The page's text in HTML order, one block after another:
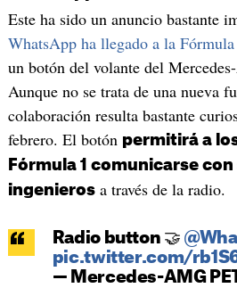
Este ha sido un anuncio bastante
WhatsApp ha llegado a la Fórmula
un botón del volante del
Aunque no se trata de una nueva
colaboración resulta bastante
febrero. El botón permitirá a
Fórmula 1 comunicarse
ingenierosa través de la radio.
Radio button 🤝
pic.twitter.com/
— Mercedes-AMG